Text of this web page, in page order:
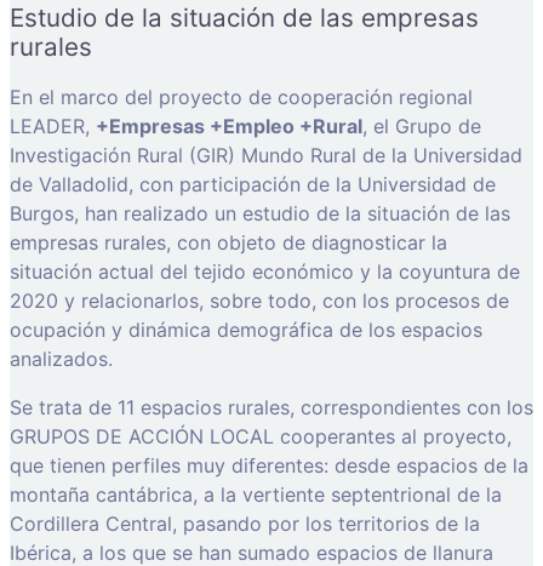
Estudio de la situación de las empresas
rurales
En el marco del proyecto de cooperación regional
LEADER, +Empresas +Empleo +Rural, el Grupo de
Investigación Rural (GIR) Mundo Rural de la Universidad
de Valladolid, con participación de la Universidad de
Burgos, han realizado un estudio de la situación de las
empresas rurales, con objeto de diagnosticar la
situación actual del tejido económico y la coyuntura de
2020 y relacionarlos, sobre todo, con los procesos de
ocupación y dinámica demográfica de los espacios
analizados.
Se trata de 11 espacios rurales, correspondientes con los
GRUPOS DE ACCIÓN LOCAL cooperantes al proyecto,
que tienen perfiles muy diferentes: desde espacios de la
montaña cantábrica, a la vertiente septentrional de la
Cordillera Central, pasando por los territorios de la
Ibérica, a los que se han sumado espacios de llanura